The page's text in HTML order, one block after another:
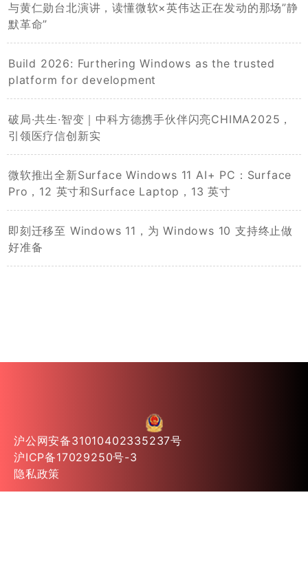
与黄仁勋台北演讲，读懂微软×英伟达正在发动的那场”静
默革命”
Build 2026: Furthering Windows as the trusted
platform for development
破局·共生·智变｜中科方德携手伙伴闪亮CHIMA2025，
引领医疗信创新实
微软推出全新Surface Windows 11 AI+ PC：Surface
Pro，12 英寸和Surface Laptop，13 英寸
即刻迁移至 Windows 11，为 Windows 10 支持终止做
好准备
沪公网安备31010402335237号
沪ICP备17029250号-3
隐私政策